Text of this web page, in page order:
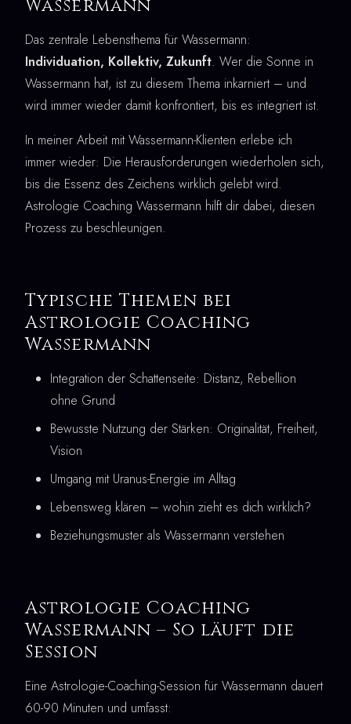
Wassermann
Das zentrale Lebensthema für Wassermann:
Individuation, Kollektiv, Zukunft. Wer die Sonne in
Wassermann hat, ist zu diesem Thema inkarniert – und
wird immer wieder damit konfrontiert, bis es integriert ist.
In meiner Arbeit mit Wassermann-Klienten erlebe ich
immer wieder: Die Herausforderungen wiederholen sich,
bis die Essenz des Zeichens wirklich gelebt wird.
Astrologie Coaching Wassermann hilft dir dabei, diesen
Prozess zu beschleunigen.
Typische Themen bei
Astrologie Coaching
Wassermann
Integration der Schattenseite: Distanz, Rebellion
ohne Grund
Bewusste Nutzung der Stärken: Originalität, Freiheit,
Vision
Umgang mit Uranus-Energie im Alltag
Lebensweg klären – wohin zieht es dich wirklich?
Beziehungsmuster als Wassermann verstehen
Astrologie Coaching
Wassermann – So läuft die
Session
Eine Astrologie-Coaching-Session für Wassermann dauert
60-90 Minuten und umfasst: